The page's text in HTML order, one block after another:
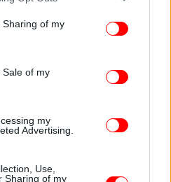
behaviour. You may click to
and its third-party tags to
purposes in below Google
of my
of my
my
Advertising.
Use,
Sharing of my